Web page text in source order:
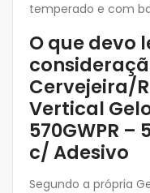
temperado e com
O que devo
Cervejeira/
Vertical
570GWPR –
c/ Adesivo
Segundo a própria